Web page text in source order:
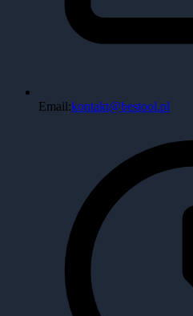
Email:kontakt@bestool.pl